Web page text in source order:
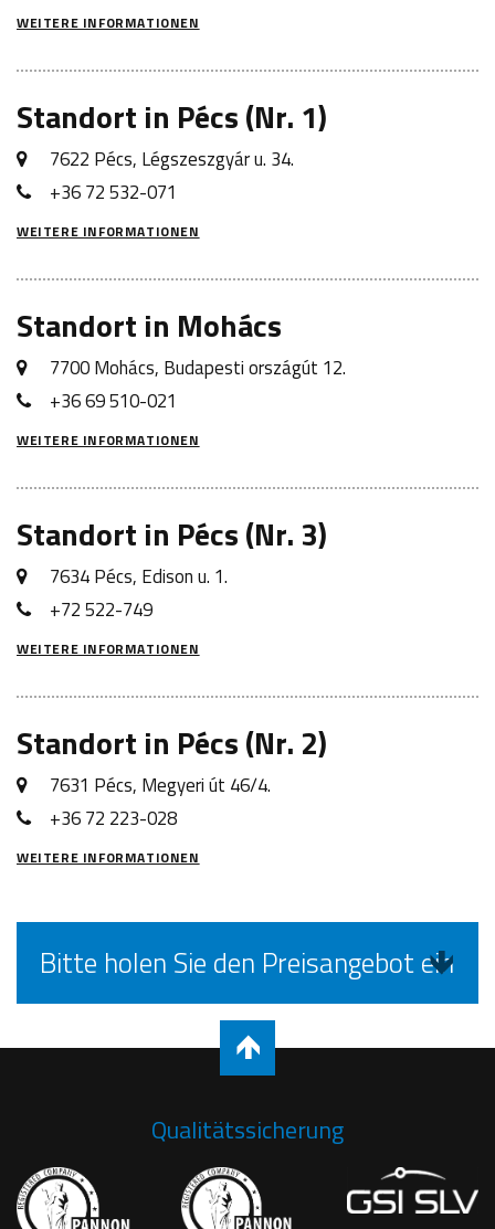
WEITERE INFORMATIONEN
Standort in Pécs (Nr. 1)
7622 Pécs, Légszeszgyár u. 34.
+36 72 532-071
WEITERE INFORMATIONEN
Standort in Mohács
7700 Mohács, Budapesti országút 12.
+36 69 510-021
WEITERE INFORMATIONEN
Standort in Pécs (Nr. 3)
7634 Pécs, Edison u. 1.
+72 522-749
WEITERE INFORMATIONEN
Standort in Pécs (Nr. 2)
7631 Pécs, Megyeri út 46/4.
+36 72 223-028
WEITERE INFORMATIONEN
Bitte holen Sie den Preisangebot ein
Qualitätssicherung